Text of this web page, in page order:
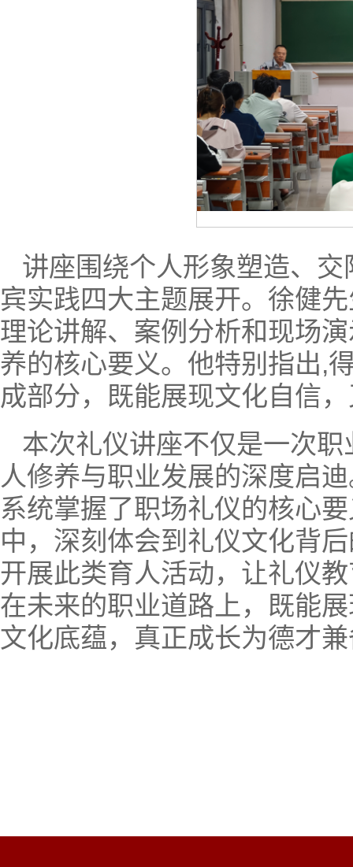
讲座围绕个人形象塑造、
宾实践四大主题展开。徐健
理论讲解、案例分析和现场
养的核心要义。他特别指出,
成部分，既能展现文化自信
本次礼仪讲座不仅是一次
人修养与职业发展的深度启
系统掌握了职场礼仪的核心
中，深刻体会到礼仪文化背
开展此类育人活动，让礼仪
在未来的职业道路上，既能
文化底蕴，真正成长为德才